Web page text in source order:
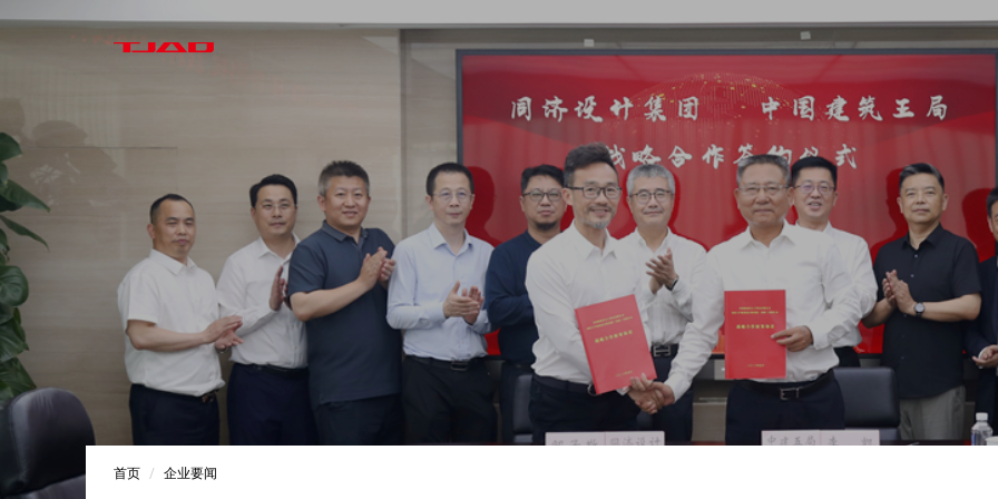
首页 企业要闻